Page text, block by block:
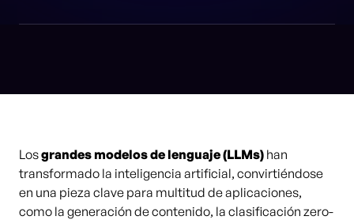
Losgrandes modelos de lenguaje (LLMs) han
transformado la inteligencia artificial, convirtiéndose
en una pieza clave para multitud de aplicaciones,
como la generación de contenido, la clasificación zero-